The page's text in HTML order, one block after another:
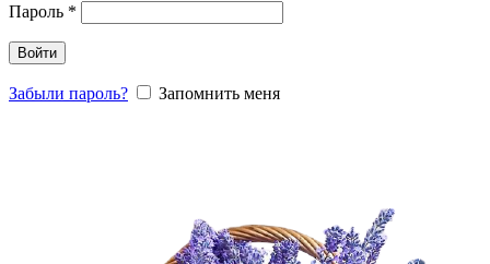
Пароль *
Войти
Забыли пароль? Запомнить меня